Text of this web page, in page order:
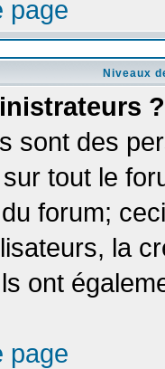
page
Niveaux
?
sont des
tout le
forum;
la
ont
page